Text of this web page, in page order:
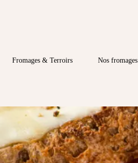
Fromages & Terroirs Nos fromages